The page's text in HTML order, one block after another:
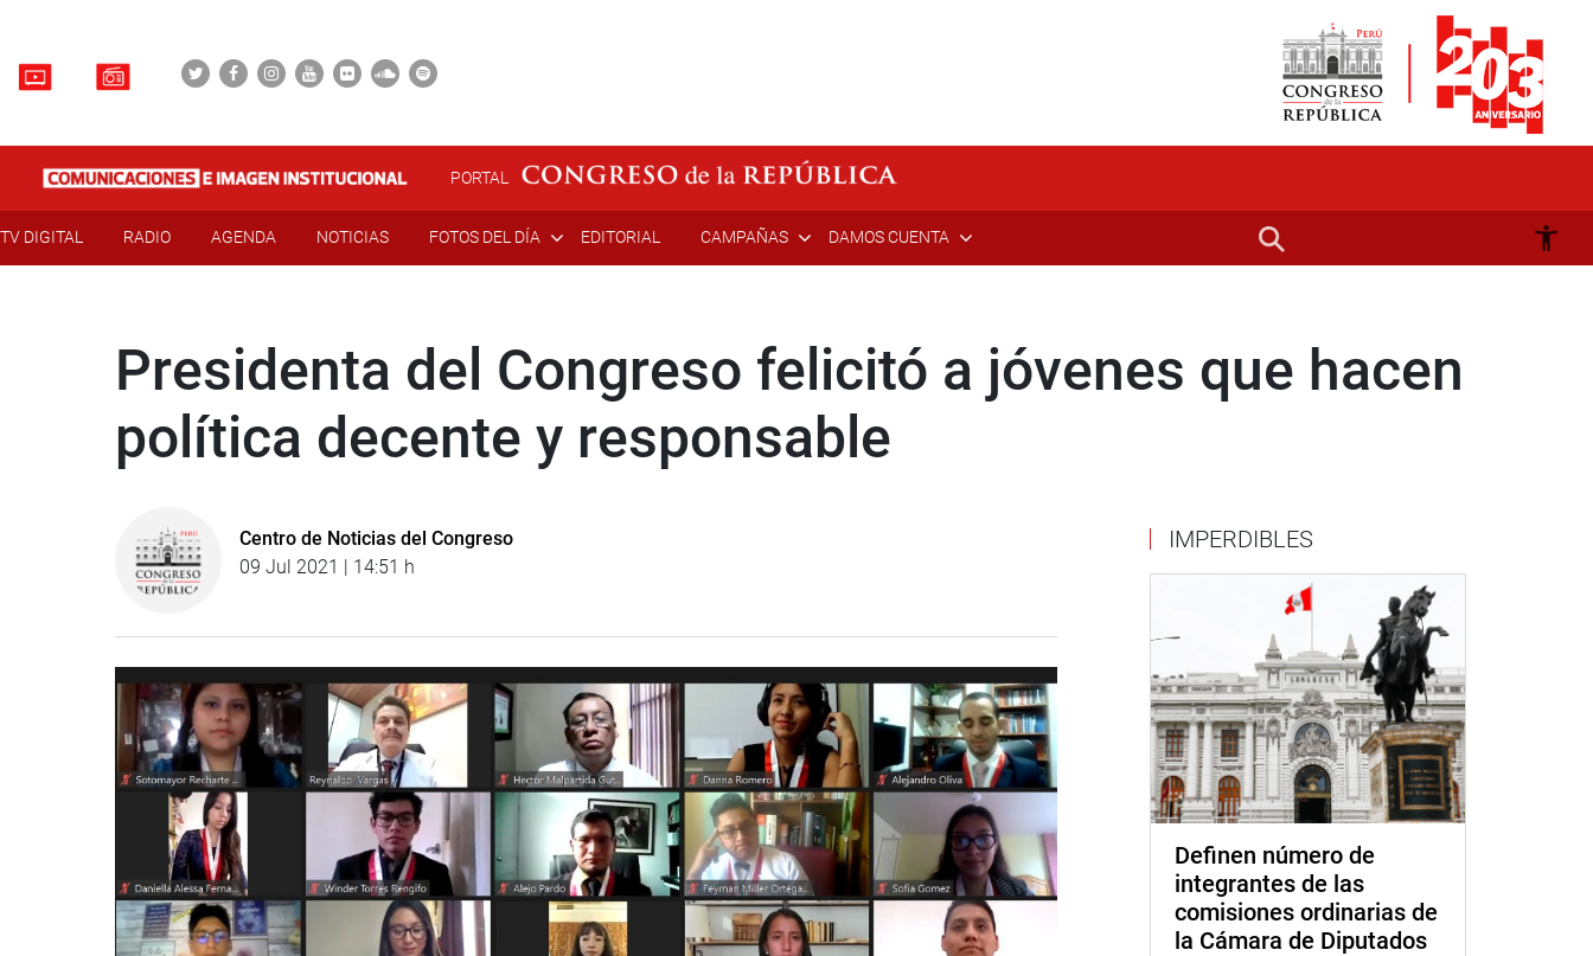
PORTAL
TV DIGITAL RADIO AGENDA NOTICIAS FOTOS DEL DÍA EDITORIAL CAMPAÑAS DAMOS CUENTA
Presidenta del Congreso felicitó a jóvenes que hacen
política decente y responsable
Centro de Noticias del Congreso
09 Jul 2021 | 14:51 h
IMPERDIBLES
Definen número de
integrantes de las
comisiones ordinarias de
la Cámara de Diputados